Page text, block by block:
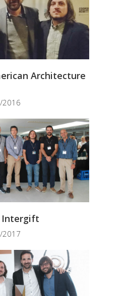
Architecture
2016
Intergift
2017